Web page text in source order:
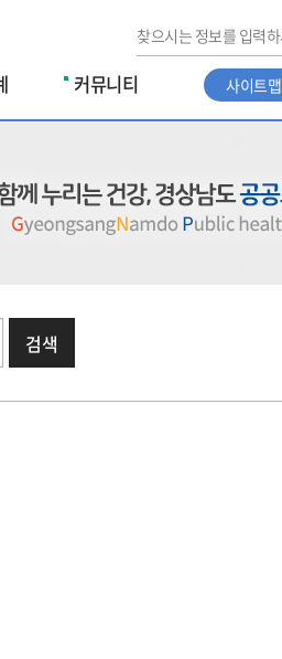
커뮤니티 사이트맵
검색